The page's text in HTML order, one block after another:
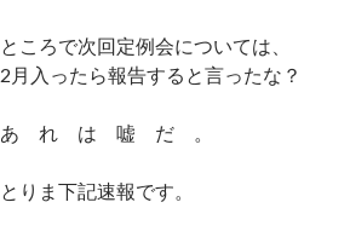
ところで次回定例会については、
2月入ったら報告すると言ったな？
あ れ は 嘘 だ 。
とりま下記速報です。